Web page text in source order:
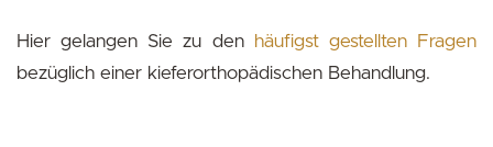
Hier gelangen Sie zu den
häufigst gestellten Fragen
bezüglich einer kieferorthopädischen Behandlung.